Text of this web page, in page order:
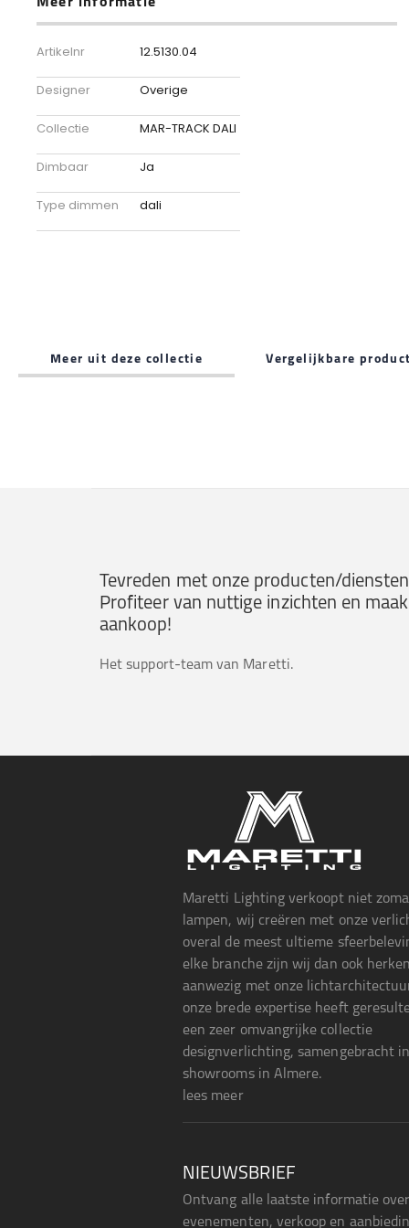
Meer
Artikelnr 12.5130.04
Designer Overige
Collectie MAR-TRACK DALI
Dimbaar Ja
Type dimmen dali
Meer uit deze collectie Vergelijkbare
Tevreden met onze producten/
Profiteer van nuttige inzichten en
aankoop!
Het support-team van Maretti.
Maretti Lighting verkoopt niet
lampen, wij creëren met onze
overal de meest ultieme
elke branche zijn wij dan ook
aanwezig met onze
onze brede expertise heeft
een zeer omvangrijke collectie
designverlichting, samengebracht
showrooms in Almere.
lees meer
NIEUWSBRIEF
Ontvang alle laatste informatie over
evenementen, verkoop en